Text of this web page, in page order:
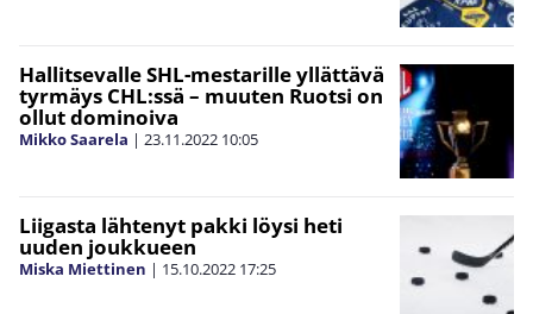
Hallitsevalle SHL-mestarille yllättävä
tyrmäys CHL:ssä – muuten Ruotsi on
ollut dominoiva
Mikko Saarela | 23.11.2022 10:05
Liigasta lähtenyt pakki löysi heti
uuden joukkueen
Miska Miettinen | 15.10.2022 17:25